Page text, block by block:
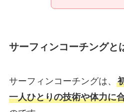
サーフィンコーチングと
サーフィンコーチングは、
一人ひとりの技術や体力に